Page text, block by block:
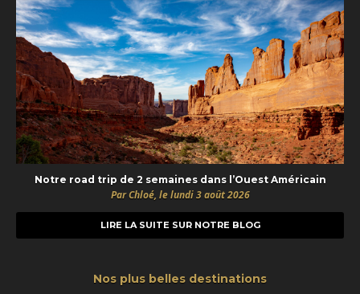
Notre road trip de 2 semaines dans l’Ouest Américain
Par Chloé, le lundi 3 août 2026
LIRE LA SUITE SUR NOTRE BLOG
Nos plus belles destinations